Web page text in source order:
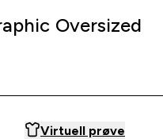
Oversized
Virtuell prøve